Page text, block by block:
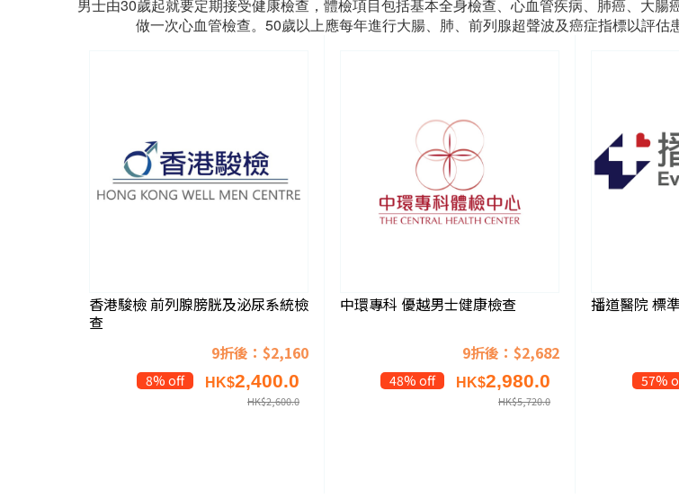
男士由30歲起就要定期接受健康檢查，體檢項目包括基本全身檢查、心血管疾病、肺癌、大
做一次心血管檢查。50歲以上應每年進行大腸、肺、前列腺超聲波及癌症指標以評估
香港駿檢 前列腺膀胱及泌尿系統檢
查
9折後：$2,160
8% off HK$2,400.0
HK$2,600.0
中環專科 優越男士健康檢查
9折後：$2,682
48% off HK$2,980.0
HK$5,720.0
播道醫院 標
57%